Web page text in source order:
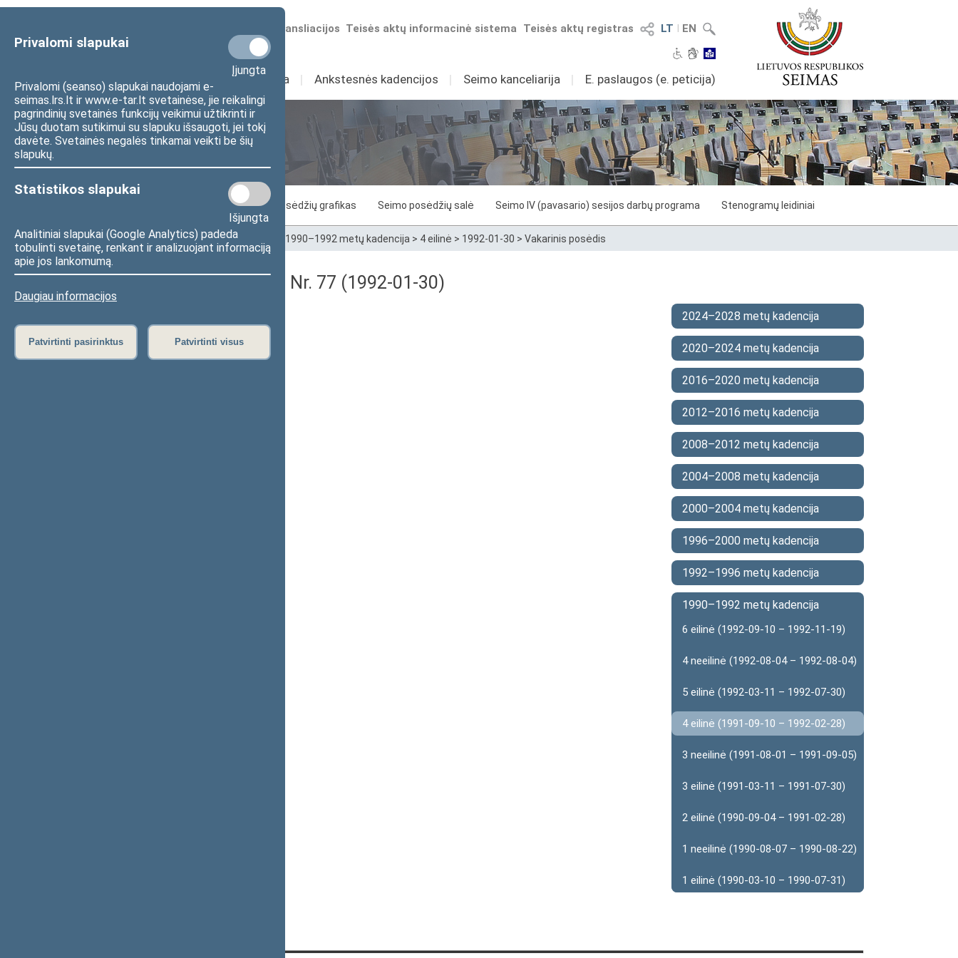
Privalomi slapukai
Įjungta
Privalomi (seanso) slapukai naudojami e-
seimas.lrs.lt ir www.e-tar.lt svetainėse, jie reikalingi
pagrindinių svetainės funkcijų veikimui užtikrinti ir
Jūsų duotam sutikimui su slapuku išsaugoti, jei tokį
davėte. Svetainės negalės tinkamai veikti be šių
slapukų.
Statistikos slapukai
Išjungta
Analitiniai slapukai (Google Analytics) padeda
tobulinti svetainę, renkant ir analizuojant informaciją
apie jos lankomumą.
Daugiau informacijos
Patvirtinti pasirinktus Patvirtinti visus
LT I EN
Teisės aktų registras
Teisės aktų informacinė sistema
Numatomos transliacijos
Sudėtis Veikla I Ankstesnės kadencijos I Seimo kanceliarija I E. paslaugos (e. peticija)
Seimo posėdžiai
Posėdžiai Posėdžių grafikas Seimo posėdžių salė Seimo IV (pavasario) sesijos darbų programa Stenogramų leidiniai
Pradžia>Seimo posėdžiai>Kadencijos 1990–1992 metų kadencija > 4 eilinė > 1992-01-30 > Vakarinis posėdis
Seimo vakarinis posėdis Nr. 77 (1992-01-30)
Garso įrašas
Eiga nebuvo vedama.
2024–2028 metų kadencija
2020–2024 metų kadencija
2016–2020 metų kadencija
2012–2016 metų kadencija
2008–2012 metų kadencija
2004–2008 metų kadencija
2000–2004 metų kadencija
1996–2000 metų kadencija
1992–1996 metų kadencija
1990–1992 metų kadencija
6 eilinė (1992-09-10 – 1992-11-19)
4 neeilinė (1992-08-04 – 1992-08-04)
5 eilinė (1992-03-11 – 1992-07-30)
4 eilinė (1991-09-10 – 1992-02-28)
3 neeilinė (1991-08-01 – 1991-09-05)
3 eilinė (1991-03-11 – 1991-07-30)
2 eilinė (1990-09-04 – 1991-02-28)
1 neeilinė (1990-08-07 – 1990-08-22)
1 eilinė (1990-03-10 – 1990-07-31)